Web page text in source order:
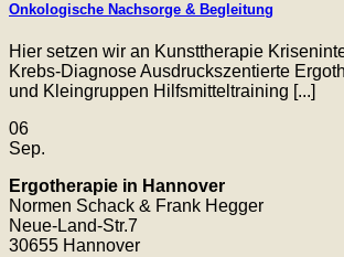
Onkologische Nachsorge & Begleitung
Hier setzen wir an Kunsttherapie
Krebs-Diagnose Ausdruckszentierte
und Kleingruppen Hilfsmitteltraining [...]
06
Sep.
Ergotherapie in Hannover
Normen Schack & Frank Hegger
Neue-Land-Str.7
30655 Hannover